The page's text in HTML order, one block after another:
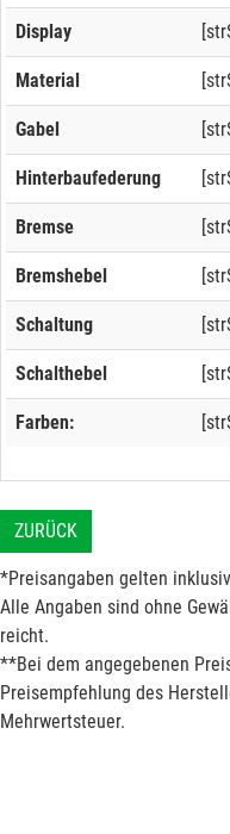
Display
Material
Gabel
Hinterbaufederung
Bremse
Bremshebel
Schaltung
Schalthebel
Farben:
ZURÜCK
*Preisangaben gelten
Alle Angaben sind ohne
reicht.
**Bei dem angegebenen
Preisempfehlung des
Mehrwertsteuer.